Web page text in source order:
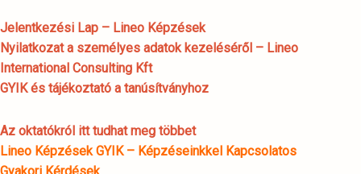
Jelentkezési Lap – Lineo Képzések
Nyilatkozat a személyes adatok kezeléséről – Lineo
International Consulting Kft
GYIK és tájékoztató a tanúsítványhoz
Az oktatókról itt tudhat meg többet
Lineo Képzések GYIK – Képzéseinkkel Kapcsolatos
Gyakori Kérdések